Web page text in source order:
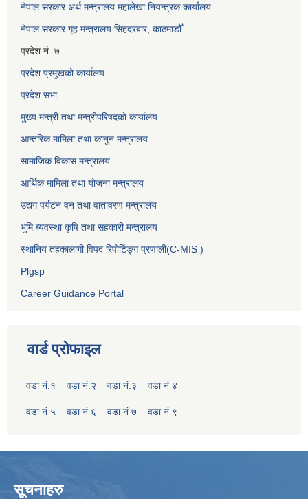
नेपाल सरकार अर्थ मन्त्रालय महालेखा नियन्त्रक कार्यालय
नेपाल सरकार गृह मन्त्रालय सिंहदरबार, काठमाडौँ
प्रदेश नं. ७
प्रदेश प्रमुखको कार्यालय
प्रदेश सभा
मुख्य मन्त्री तथा मन्त्रीपरिषदको कार्यालय
आन्तरिक मामिला तथा कानुन मन्त्रालय
सामाजिक विकास मन्त्रालय
आर्थिक मामिला तथा योजना मन्त्रालय
उद्यग पर्यटन वन तथा वातावरण मन्त्रालय
भुमि ब्यवस्था कृषि तथा सहकारी मन्त्रालय
स्थानिय तहकालागी विपद रिपोर्टिङ्ग प्रणाली(C-MIS )
Plgsp
Career Guidance Portal
वार्ड प्रोफाइल
वडा नं.१ वडा नं.२ वडा नं.३ वडा नं ४
वडा नं ५ वडा नं ६ वडा नं ७ वडा नं ९
सूचनाहरु